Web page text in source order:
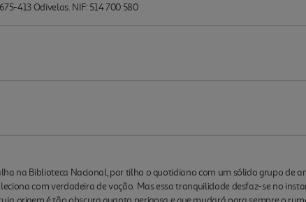
413 Odivelas. NIF: 514 700 580
na Biblioteca Nacional, par tilha o quotidiano com um sólido grupo de
com verdadeira de voção. Mas essa tranquilidade desfaz-se no